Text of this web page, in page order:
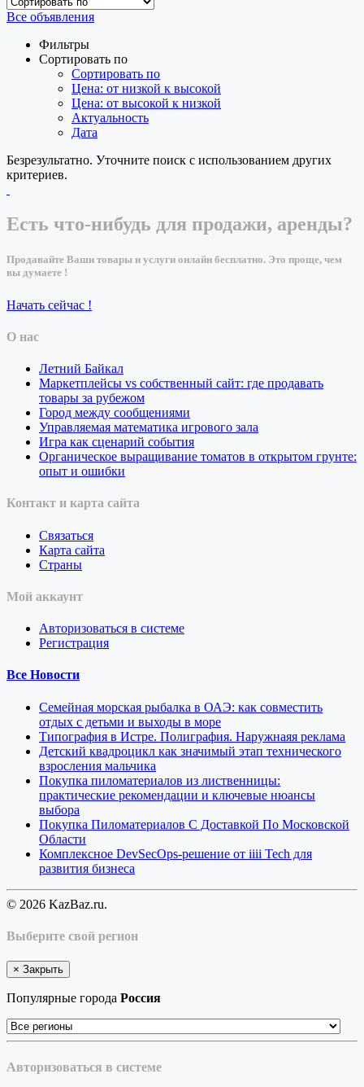
Все объявления
Фильтры
Сортировать по
Сортировать по
Цена: от низкой к высокой
Цена: от высокой к низкой
Актуальность
Дата
Безрезультатно. Уточните поиск с использованием других
критериев.
Есть что-нибудь для продажи, аренды?
Продавайте Ваши товары и услуги онлайн бесплатно. Это проще, чем
вы думаете !
Начать сейчас !
О нас
Летний Байкал
Маркетплейсы vs собственный сайт: где продавать
товары за рубежом
Город между сообщениями
Управляемая математика игрового зала
Игра как сценарий события
Органическое выращивание томатов в открытом грунте:
опыт и ошибки
Контакт и карта сайта
Связаться
Карта сайта
Страны
Мой аккаунт
Авторизоваться в системе
Регистрация
Все Новости
Семейная морская рыбалка в ОАЭ: как совместить
отдых с детьми и выходы в море
Типография в Истре. Полиграфия. Наружнаяя реклама
Детский квадроцикл как значимый этап технического
взросления мальчика
Покупка пиломатериалов из лиственницы:
практические рекомендации и ключевые нюансы
выбора
Покупка Пиломатериалов С Доставкой По Московской
Области
Комплексное DevSecOps-решение от iiii Tech для
развития бизнеса
© 2026 KazBaz.ru.
Выберите свой регион
× Закрыть
Популярные города Россия
Авторизоваться в системе